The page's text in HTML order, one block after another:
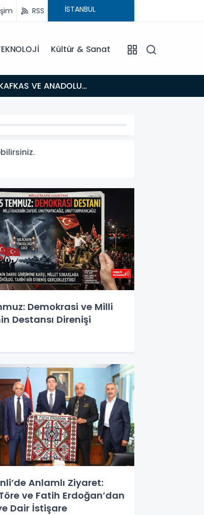
RSS
Kültür & Sanat
18:26
Keşfedilmeyi Bekliyor
Demokrasi ve Milli
Destansı Direnişi
Anlamlı Ziyaret:
ve Fatih Erdoğan’dan
Dair İstişare